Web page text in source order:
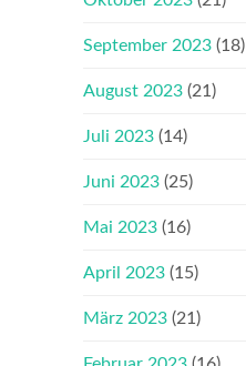
September 2023 (18)
August 2023 (21)
Juli 2023 (14)
Juni 2023 (25)
Mai 2023 (16)
April 2023 (15)
März 2023 (21)